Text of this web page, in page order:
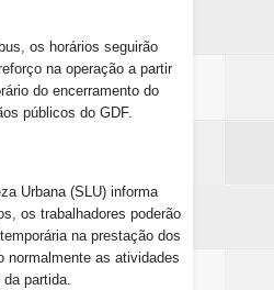
os horários seguirão
na operação a partir
do encerramento do
públicos do GDF.
Urbana (SLU) informa
os trabalhadores poderão
na prestação dos
normalmente as atividades
da partida.